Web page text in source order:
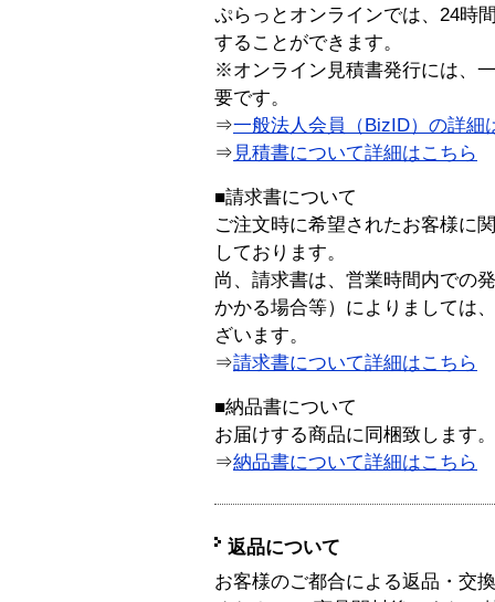
ぷらっとオンラインでは、24時
することができます。
※オンライン見積書発行には、
要です。
⇒一般法人会員（BizID）の詳細
⇒ 見積書について詳細はこちら
■請求書について
ご注文時に希望されたお客様に
しております。
尚、請求書は、営業時間内での
かかる場合等）によりましては
ざいます。
⇒請求書について詳細はこちら
■納品書について
お届けする商品に同梱致します。
⇒納品書について詳細はこちら
返品について
お客様のご都合による返品・交